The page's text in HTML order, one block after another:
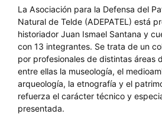
La Asociación para la Defensa del
Natural de Telde (ADEPATEL) está
historiador Juan Ismael Santana y
con 13 integrantes. Se trata de un
por profesionales de distintas áreas
entre ellas la museología, el
arqueología, la etnografía y el
refuerza el carácter técnico y
presentada.